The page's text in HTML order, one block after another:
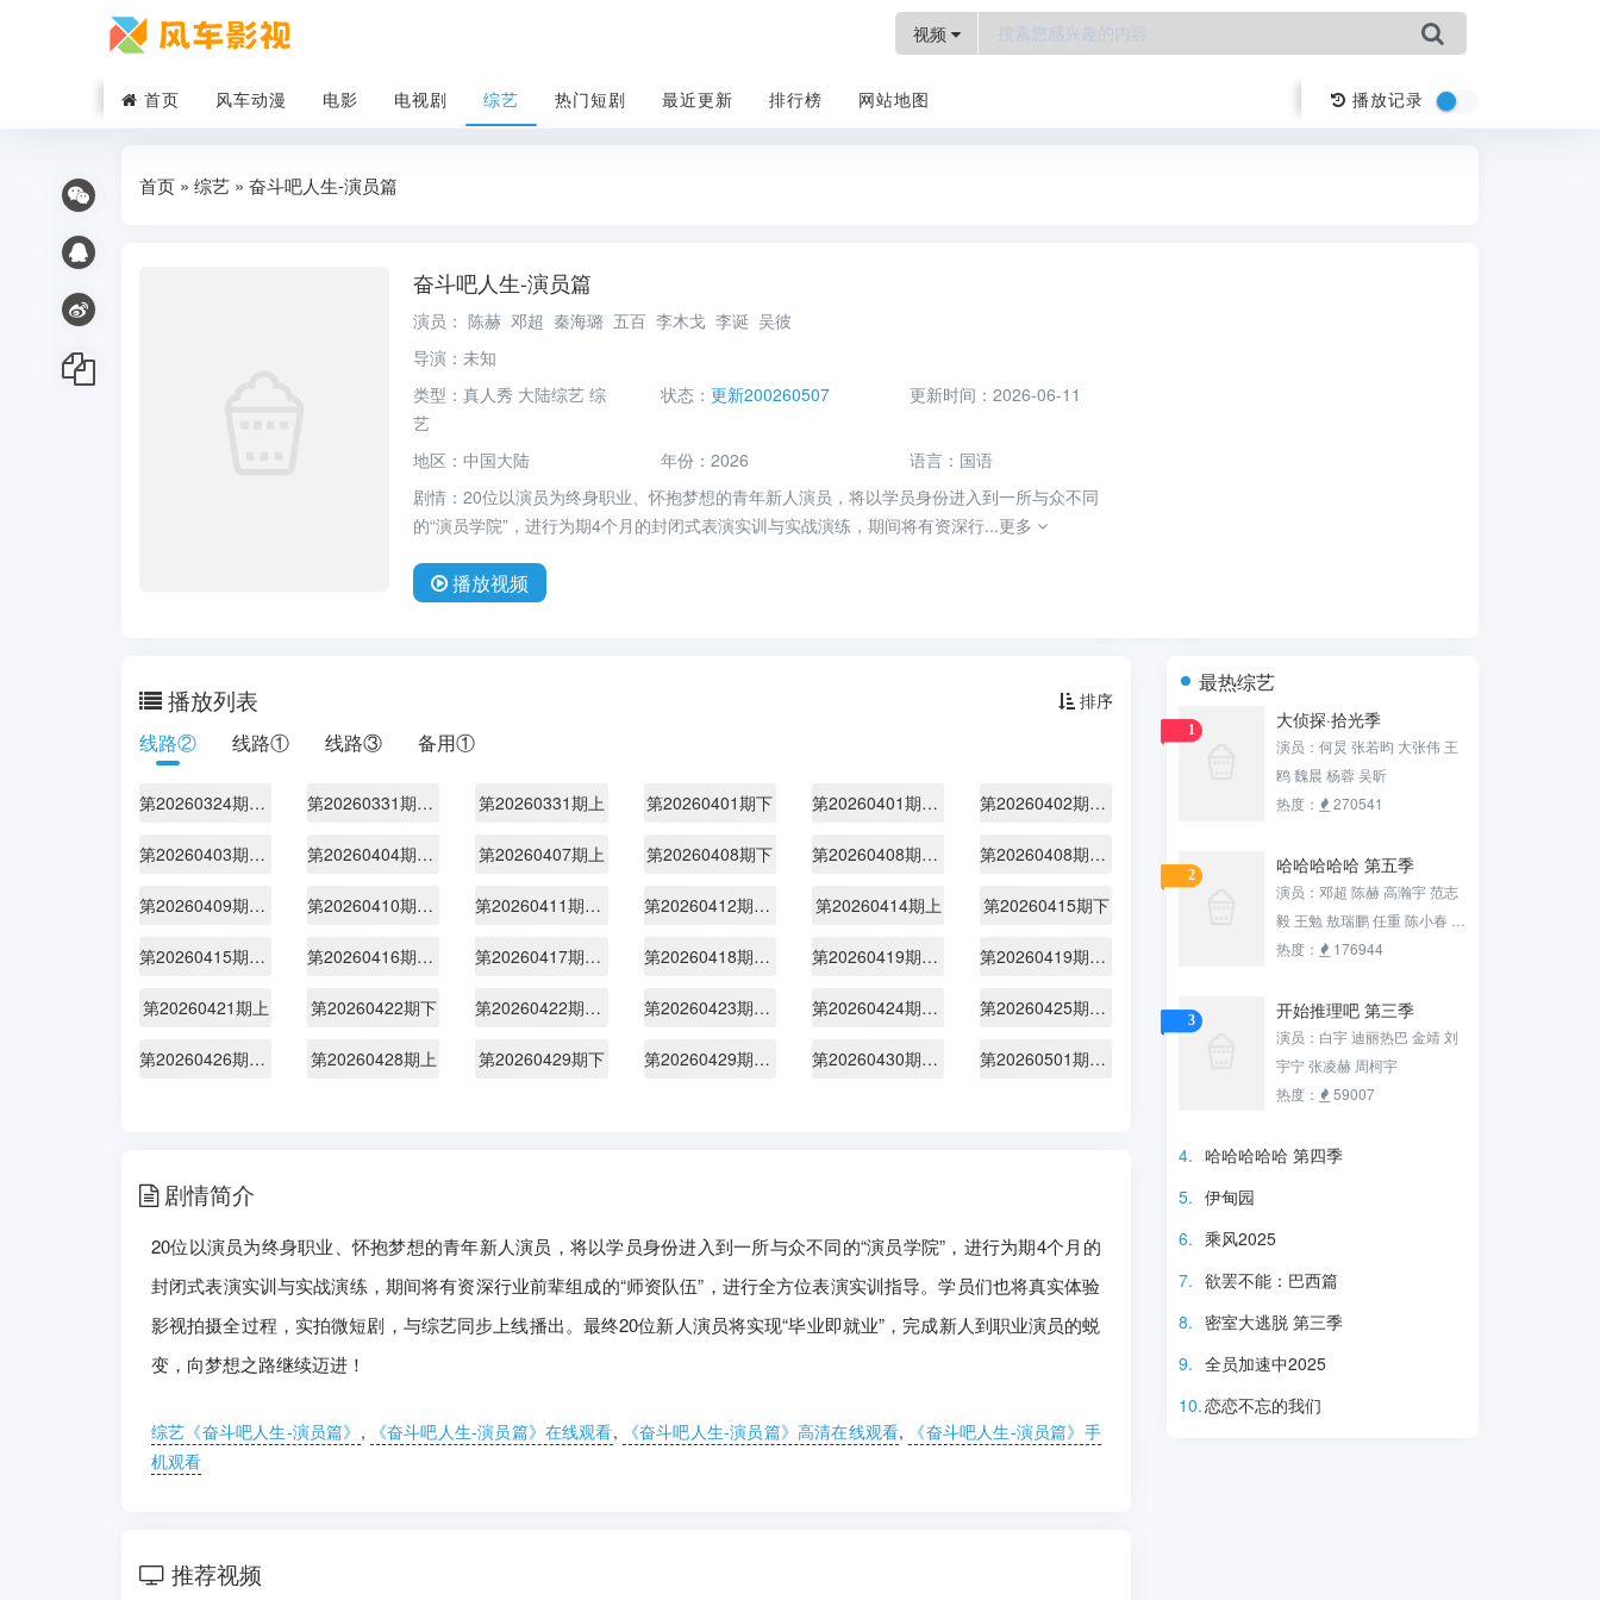
视频
首页 风车动漫 电影 电视剧 综艺 热门短剧 最近更新 排行榜 网站地图 播放记录
首页 » 综艺 » 奋斗吧人生-演员篇
综艺
奋斗吧人生-演员篇
演员： 陈赫 邓超 秦海璐 五百 李木戈 李诞 吴彼
导演： 未知
类型： 真人秀 大陆综艺 综
艺
状态：更新200260507 更新时间： 2026-06-11
地区： 中国大陆 年份：2026 语言： 国语
剧情： 20位以演员为终身职业、怀抱梦想的青年新人演员，将以学员身份进入到一所与众不同
的“演员学院”，进行为期4个月的封闭式表演实训与实战演练，期间将有资深行...更多
播放视频
播放列表 排序
线路② 线路① 线路③ 备用①
第20260324期先导片 第20260331期集结篇 第20260331期上 第20260401期下 第20260401期纯享版 第20260402期加更上
第20260403期加更下 第20260404期休息一下 第20260407期上 第20260408期下 第20260408期特别加更 第20260408期纯享版
第20260409期加更上 第20260410期加更下 第20260411期休息一下 第20260412期陪看 第20260414期上 第20260415期下
第20260415期纯享 第20260416期加更上 第20260417期加更下 第20260418期休息一下 第20260419期陪看 第20260419期陪看特辑
第20260421期上 第20260422期下 第20260422期纯享 第20260423期加更上 第20260424期加更下 第20260425期休息一下
第20260426期陪看 第20260428期上 第20260429期下 第20260429期纯享 第20260430期加更上 第20260501期加更下
剧情简介
20位以演员为终身职业、怀抱梦想的青年新人演员，将以学员身份进入到一所与众不同的“演员学院”，进行为期4个月的
封闭式表演实训与实战演练，期间将有资深行业前辈组成的“师资队伍”，进行全方位表演实训指导。学员们也将真实体验
影视拍摄全过程，实拍微短剧，与综艺同步上线播出。最终20位新人演员将实现“毕业即就业”，完成新人到职业演员的蜕
变，向梦想之路继续迈进！
综艺《奋斗吧人生-演员篇》 , 《奋斗吧人生-演员篇》在线观看, 《奋斗吧人生-演员篇》高清在线观看,
《奋斗吧人生-演员篇》手
机观看
推荐视频
最热综艺
1 大侦探·拾光季
演员：何炅 张若昀 大张伟 王
鸥 魏晨 杨蓉 吴昕
热度：
270541
2 哈哈哈哈哈 第五季
演员：邓超 陈赫 高瀚宇 范志
毅 王勉 敖瑞鹏 任重 陈小春 张
智霖 李乃文 江奇霖
热度： 176944
3 开始推理吧 第三季
演员：白宇 迪丽热巴 金靖 刘
宇宁 张凌赫 周柯宇
热度：
59007
4. 哈哈哈哈哈 第四季
5. 伊甸园
6. 乘风2025
7. 欲罢不能：巴西篇
8. 密室大逃脱 第三季
9. 全员加速中2025
10.恋恋不忘的我们